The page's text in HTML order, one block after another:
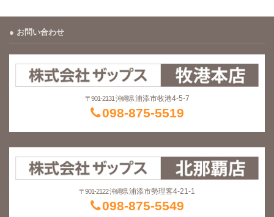
お問い合わせ
〒901-2131 沖縄県 浦添市牧港4-5-7
098-875-5519
〒901-2122 沖縄県浦添市勢理客4-21-1
098-875-5549